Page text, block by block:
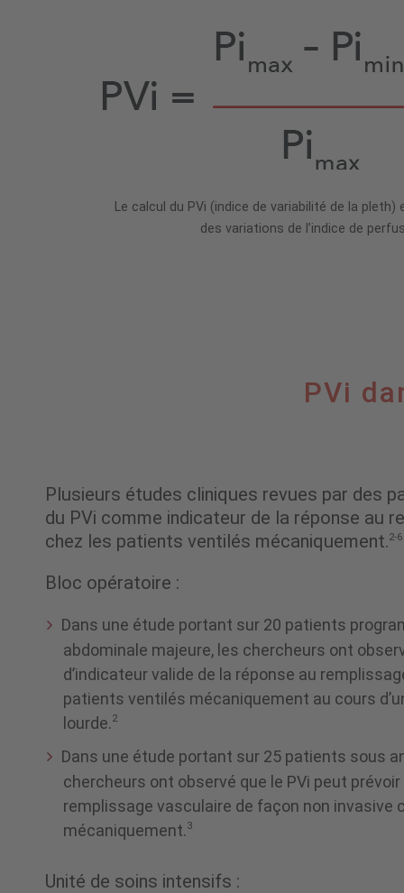
rainbow
Le calcul du PVi (indice de variabilité de la
des variations de l’indice de
la
littérature
revue
par
des
pairs
PVi
Plusieurs études cliniques revues par des
du PVi comme indicateur de la réponse au
chez les patients ventilés mécaniquement.2-6
Bloc opératoire :
Dans une étude portant sur 20 patients
abdominale majeure, les chercheurs ont
d’indicateur valide de la réponse au
patients ventilés mécaniquement au cours
lourde.2
Dans une étude portant sur 25 patients sous
chercheurs ont observé que le PVi peut
remplissage vasculaire de façon non invasive
mécaniquement.3
Unité de soins intensifs :